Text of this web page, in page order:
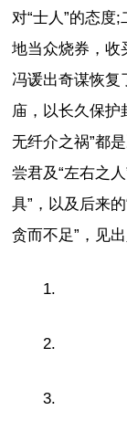
对“士人”的态度
地当众烧券，收
冯谖出奇谋恢复
庙，以长久保护
无纤介之祸”都
尝君及“左右之
具”，以及后来
贪而不足”，见
1.
2.
3.